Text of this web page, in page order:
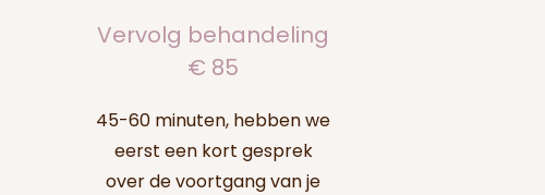
Vervolg behandeling
€ 85
45-60 minuten, hebben we
eerst een kort gesprek
over de voortgang van je